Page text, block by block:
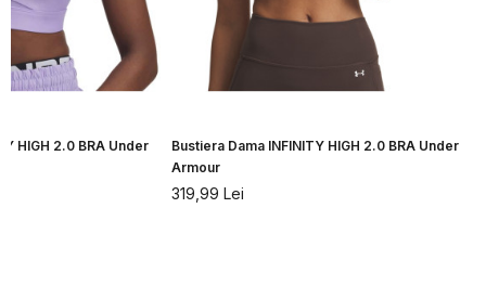
HIGH 2.0 BRA Under
Bustiera Dama INFINITY HIGH 2.0 BRA Under
Armour
319,99 Lei